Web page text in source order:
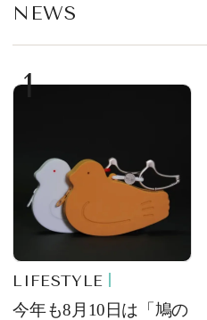
NEWS
1
LIFESTYLE
今年も8月10日は「鳩の